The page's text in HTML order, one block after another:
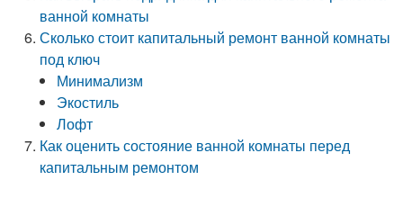
ванной комнаты
Сколько стоит капитальный ремонт ванной комнаты
под ключ
Минимализм
Экостиль
Лофт
Как оценить состояние ванной комнаты перед
капитальным ремонтом